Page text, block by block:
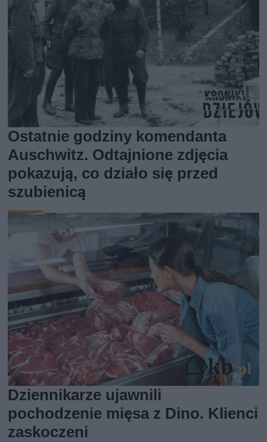
Ostatnie godziny komendanta
Auschwitz. Odtajnione zdjęcia
pokazują, co działo się przed
szubienicą
Dziennikarze ujawnili
pochodzenie mięsa z Dino. Klienci
zaskoczeni